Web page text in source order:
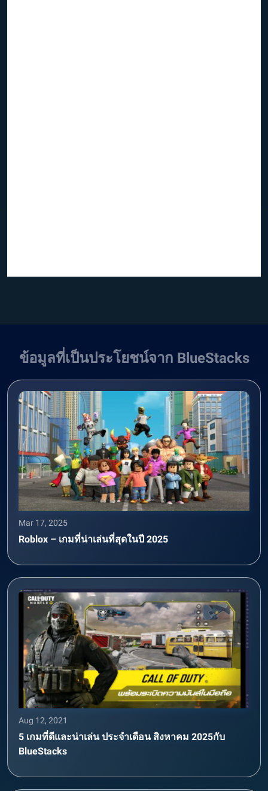
ข้อมูลที่เป็นประโยชน์จาก BlueStacks
Mar 17, 2025
Roblox – เกมที่น่าเล่นที่สุดในปี 2025
Aug 12, 2021
5 เกมที่ดีและน่าเล่น ประจำเดือน สิงหาคม 2025กับ
BlueStacks